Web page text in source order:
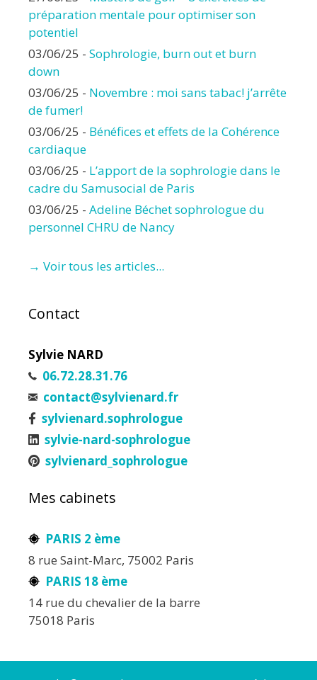
préparation mentale pour optimiser son
potentiel
03/06/25 - Sophrologie, burn out et burn
down
03/06/25 - Novembre : moi sans tabac! j’arrête
de fumer!
03/06/25 - Bénéfices et effets de la Cohérence
cardiaque
03/06/25 - L’apport de la sophrologie dans le
cadre du Samusocial de Paris
03/06/25 - Adeline Béchet sophrologue du
personnel CHRU de Nancy
→ Voir tous les articles...
Contact
Sylvie NARD
06.72.28.31.76
contact@sylvienard.fr
sylvienard.sophrologue
sylvie-nard-sophrologue
sylvienard_sophrologue
Mes cabinets
PARIS 2 ème
8 rue Saint-Marc, 75002 Paris
PARIS 18 ème
14 rue du chevalier de la barre
75018 Paris